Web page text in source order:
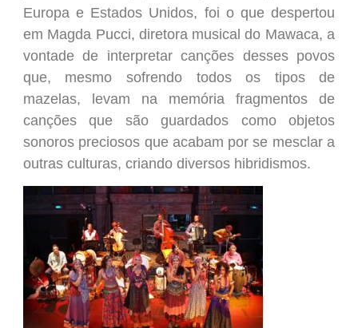
Europa e Estados Unidos, foi o que despertou
em Magda Pucci, diretora musical do Mawaca, a
vontade de interpretar canções desses povos
que, mesmo sofrendo todos os tipos de
mazelas, levam na memória fragmentos de
canções que são guardados como objetos
sonoros preciosos que acabam por se mesclar a
outras culturas, criando diversos hibridismos.